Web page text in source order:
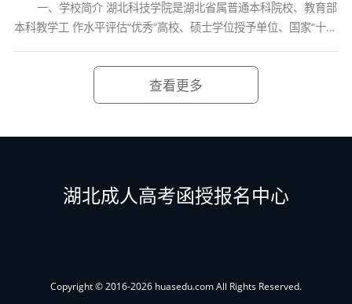
一、学校简介 湖北科技学院是湖北省属普通本科院校、教育部
本科教学工 作水平评估“优秀”高校、硕士学位授予单位、国家“十三
查看更多
湖北成人高考函授报名中心
Copyright © 2016-2026 huasedu.com All Rights Reserved.